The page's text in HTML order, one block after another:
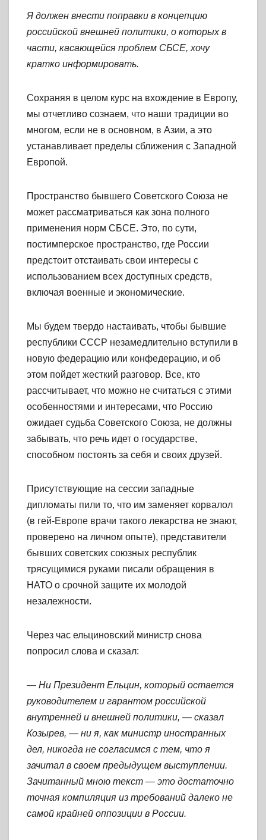
Я должен внести поправки в концепцию
российской внешней политики, о которых в
части, касающейся проблем СБСЕ, хочу
кратко информировать.
Сохраняя в целом курс на вхождение в Европу,
мы отчетливо сознаем, что наши традиции во
многом, если не в основном, в Азии, а это
устанавливает пределы сближения с Западной
Европой.
Пространство бывшего Советского Союза не
может рассматриваться как зона полного
применения норм СБСЕ. Это, по сути,
постимперское пространство, где России
предстоит отстаивать свои интересы с
использованием всех доступных средств,
включая военные и экономические.
Мы будем твердо настаивать, чтобы бывшие
республики СССР незамедлительно вступили в
новую федерацию или конфедерацию, и об
этом пойдет жесткий разговор. Все, кто
рассчитывает, что можно не считаться с этими
особенностями и интересами, что Россию
ожидает судьба Советского Союза, не должны
забывать, что речь идет о государстве,
способном постоять за себя и своих друзей.
Присутствующие на сессии западные
дипломаты пили то, что им заменяет корвалол
(в гей-Европе врачи такого лекарства не знают,
проверено на личном опыте), представители
бывших советских союзных республик
трясущимися руками писали обращения в
НАТО о срочной защите их молодой
незалежности.
Через час ельциновский министр снова
попросил слова и сказал:
— Ни Президент Ельцин, который остается
руководителем и гарантом российской
внутренней и внешней политики, — сказал
Козырев, — ни я, как министр иностранных
дел, никогда не согласимся с тем, что я
зачитал в своем предыдущем выступлении.
Зачитанный мною текст — это достаточно
точная компиляция из требований далеко не
самой крайней оппозиции в России.